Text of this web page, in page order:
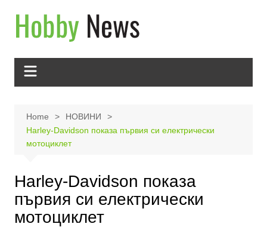
content
Home
НОВИНИ
Harley-Davidson показа първия си електрически
мотоциклет
Harley-Davidson показа
първия си електрически
мотоциклет